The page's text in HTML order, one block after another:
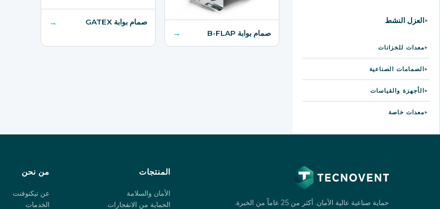
▸ العزل النشط
▸معدات للخزانات
▸الصمامات الصناعية
▸الأجهزة والقياسات
▸معدات خاصة
صمام بوابة B-FLAP →
صمام بوابة GATEX →
حماية صناعية عالية الأمان. أكثر من 25 عاماً من الخبرة.
المنتجات
الأمان والسلامة
الحماية من الانفجارات
من نحن
عن تيكنوفنت
الخدمات